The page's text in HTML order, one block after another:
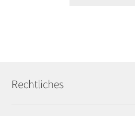
Rechtliches